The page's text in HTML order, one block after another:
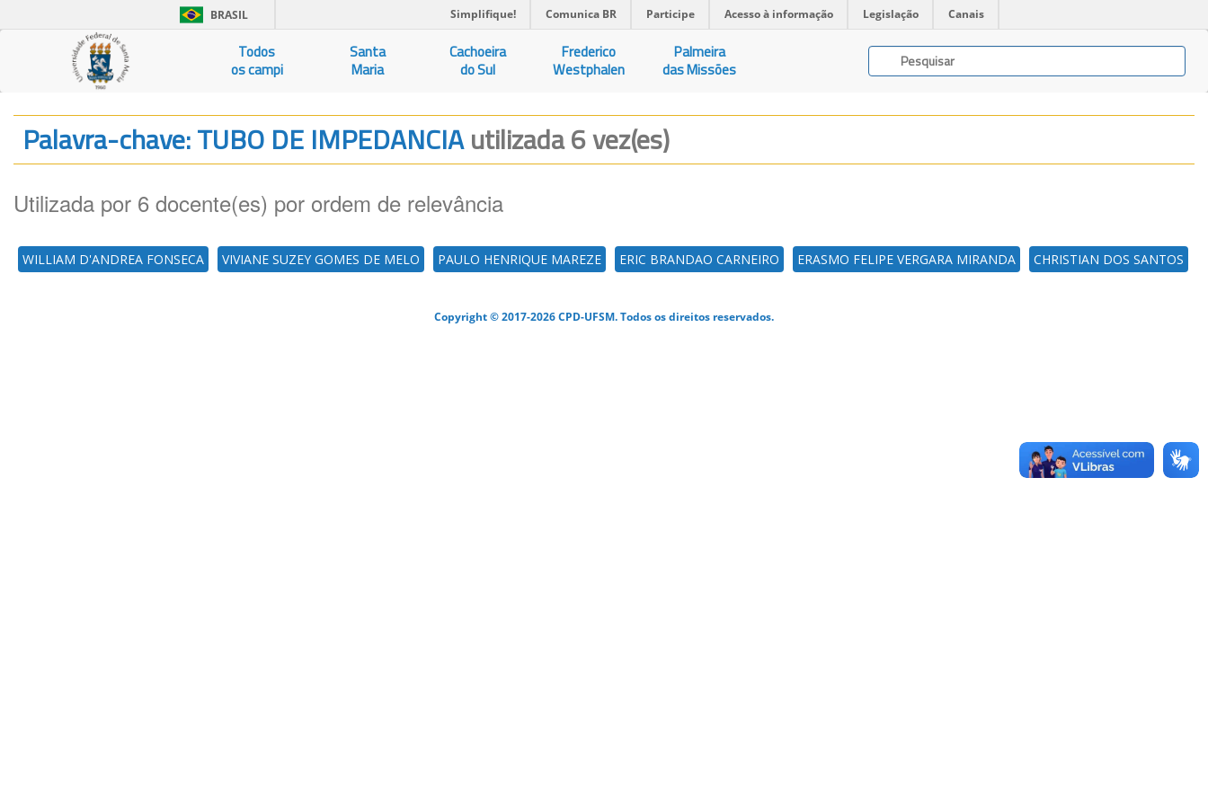
BRASIL Simplifique! Comunica BR Participe Acesso à informação Legislação Canais
Todos
os campi
Santa
Maria
Cachoeira
do Sul
Frederico
Westphalen
Palmeira
das Missões
Palavra-chave: TUBO DE IMPEDANCIAutilizada 6 vez(es)
Utilizada por 6 docente(es) por ordem de relevância
WILLIAM D'ANDREA FONSECA VIVIANE SUZEY GOMES DE MELO PAULO HENRIQUE MAREZE ERIC BRANDAO CARNEIRO ERASMO FELIPE VERGARA MIRANDA CHRISTIAN DOS SANTOS
Copyright © 2017-2026 CPD-UFSM. Todos os direitos reservados.